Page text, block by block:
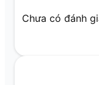
Chưa có đánh